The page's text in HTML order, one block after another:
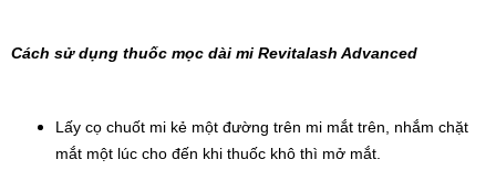
Cách sử dụng thuốc mọc dài mi Revitalash Advanced
Lấy cọ chuốt mi kẻ một đường trên mi mắt trên, nhắm chặt
mắt một lúc cho đến khi thuốc khô thì mở mắt.